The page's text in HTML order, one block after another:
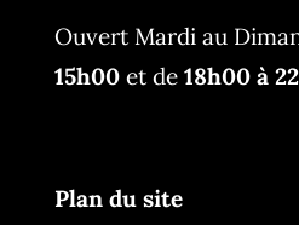
Ouvert Mardi au
15h00 et de18h00 à
Plan du site